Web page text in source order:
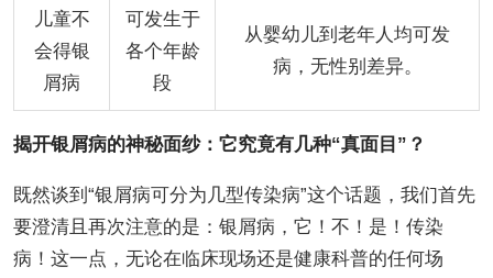
儿童不
会得银
屑病
可发生于
各个年龄
段
从婴幼儿到老年人均可发
病，无性别差异。
揭开银屑病的神秘面纱：它究竟有几种“真面目”？
既然谈到“银屑病可分为几型传染病”这个话题，我们首先
要澄清且再次注意的是：银屑病，它！不！是！传染
病！这一点，无论在临床现场还是健康科普的任何场